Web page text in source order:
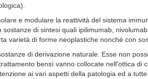
e modulare la reattività del sistema
di sintesi quali ipilimumab,
varietà di forme neoplastiche nonché con
di derivazione naturale. Esse non
bensì vanno collocate nell'ottica di
ai vari aspetti della patologia ed a